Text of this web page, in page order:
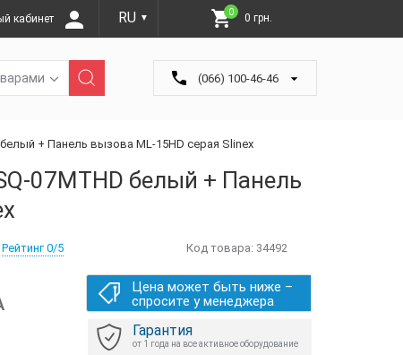
кабинет RU ▼
0 0 грн.
(066) 100-46-46
+ Панель вызова ML-15HD серая Slinex
07MTHD белый + Панель
Код товара: 34492
Рейтинг 0/5
Цена может быть ниже –
спросите у менеджера
Гарантия
от 1 года на все активное оборудование